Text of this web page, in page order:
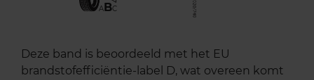
ABC
Deze band is beoordeeld met het EU
brandstofefficiëntie-label D, wat overeen komt